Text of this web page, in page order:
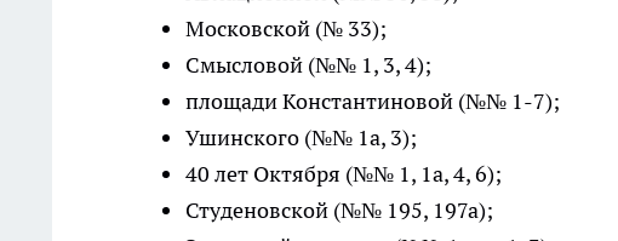
Московской (№ 33);
Смысловой (№№ 1, 3, 4);
площади Константиновой (№№ 1-7);
Ушинского (№№ 1а, 3);
40 лет Октября (№№ 1, 1а, 4, 6);
Студеновской (№№ 195, 197а);